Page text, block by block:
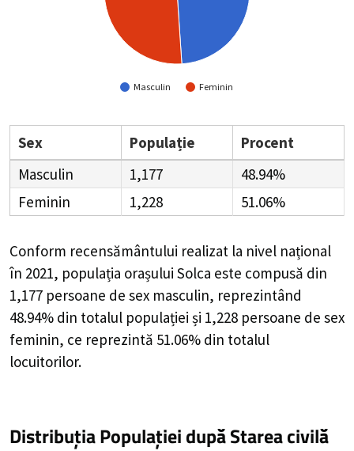
Masculin Feminin
Sex Populație
Procent
Masculin
1,177
48.94%
Feminin
1,228 51.06%
Conform recensământului realizat la nivel național
în 2021, populația orașului Solca este compusă din
1,177 persoane de sex masculin, reprezintând
48.94% din totalul populației și 1,228 persoane de sex
feminin, ce reprezintă 51.06% din totalul
locuitorilor.
Distribuția Populațieidupă Starea civilă